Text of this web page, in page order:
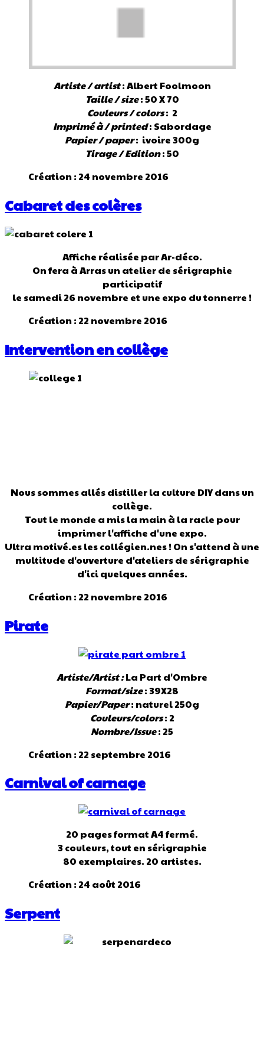
Artiste / artist: Albert Foolmoon
Taille / size: 50 X 70
Couleurs / colors: 2
Imprimé à / printed: Sabordage
Papier / paper: ivoire 300g
Tirage / Edition: 50
Création : 24 novembre 2016
Cabaret des colères
Affiche réalisée par Ar-déco.
On fera à Arras un atelier de sérigraphie
participatif
le samedi 26 novembre et une expo du tonnerre !
Création : 22 novembre 2016
Intervention en collège
Nous sommes allés distiller la culture DIY dans un
collège.
Tout le monde a mis la main à la racle pour
imprimer l'affiche d'une expo.
Ultra motivé.es les collégien.nes ! On s'attend à une
multitude d'ouverture d'ateliers de sérigraphie
d'ici quelques années.
Création : 22 novembre 2016
Pirate
Artiste/Artist :La Part d'Ombre
Format/size: 39X28
Papier/Paper: naturel 250g
Couleurs/colors: 2
Nombre/Issue: 25
Création : 22 septembre 2016
Carnival of carnage
20 pages format A4 fermé.
3 couleurs, tout en sérigraphie
80 exemplaires. 20 artistes.
Création : 24 août 2016
Serpent